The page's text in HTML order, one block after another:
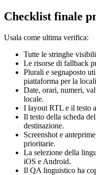
Checklist finale
Usala come ultima verifica:
Tutte le stringhe
Le risorse di fallback
Plurali e segnaposto
piattaforma per la
Date, orari, numeri,
locale.
I layout RTL e il testo
Il testo della scheda
destinazione.
Screenshot e
prioritarie.
La selezione della
iOS e Android.
Il QA linguistico ha